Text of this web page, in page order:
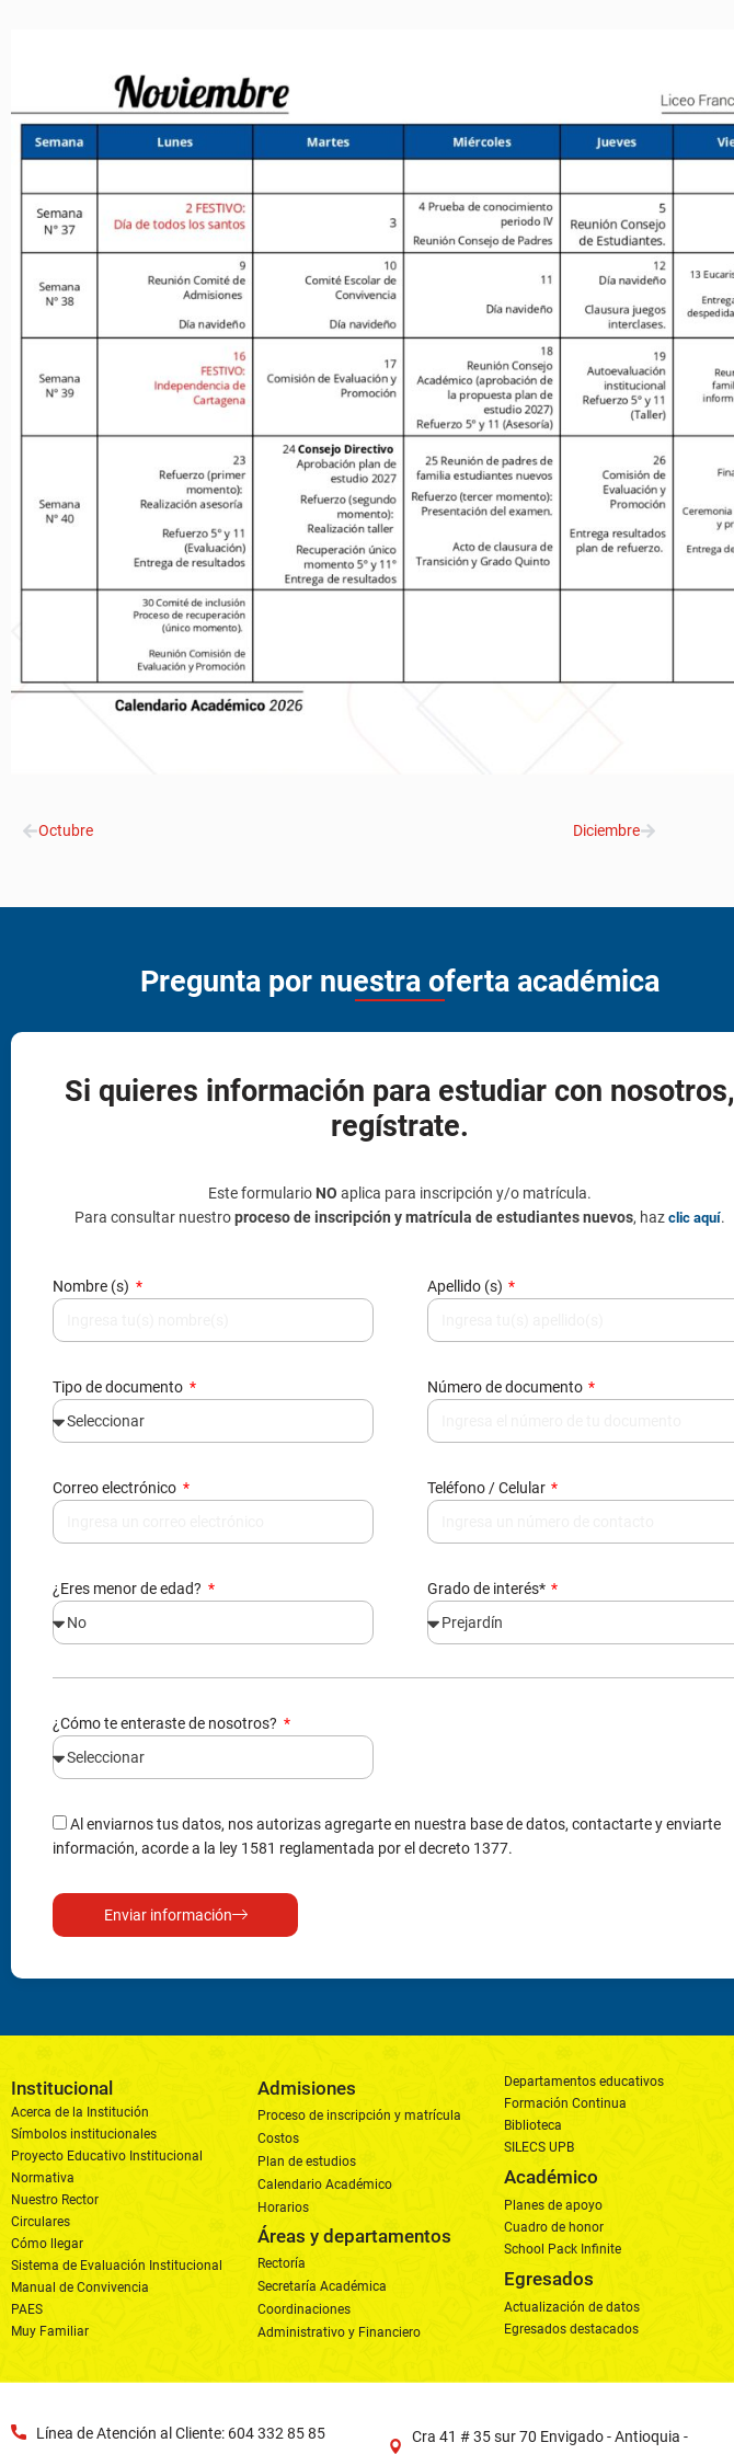
Octubre Diciembre
Pregunta por nuestra oferta académica
Si quieres información para estudiar con nosotros,
regístrate.
Este formulario NO aplica para inscripción y/o matrícula.
Para consultar nuestroproceso de inscripción y matrícula de estudiantes nuevos, haz clic aquí.
Nombre (s) Apellido (s)
Tipo de documento Número de documento
Correo electrónico Teléfono / Celular
¿Eres menor de edad? Grado de interés*
¿Cómo te enteraste de nosotros?
Al enviarnos tus datos, nos autorizas agregarte en nuestra base de datos, contactarte y enviarte
información, acorde a la ley 1581 reglamentada por el decreto 1377.
Enviar información
Institucional
Acerca de la Institución
Símbolos institucionales
Proyecto Educativo Institucional
Normativa
Nuestro Rector
Circulares
Cómo llegar
Sistema de Evaluación Institucional
Manual de Convivencia
PAES
Muy Familiar
Admisiones
Proceso de inscripción y matrícula
Costos
Plan de estudios
Calendario Académico
Horarios
Áreas y departamentos
Rectoría
Secretaría Académica
Coordinaciones
Administrativo y Financiero
Departamentos educativos
Formación Continua
Biblioteca
SILECS UPB
Académico
Planes de apoyo
Cuadro de honor
School Pack Infinite
Egresados
Actualización de datos
Egresados destacados
Línea de Atención al Cliente: 604 332 85 85
Cra 41 # 35 sur 70 Envigado - Antioquia -